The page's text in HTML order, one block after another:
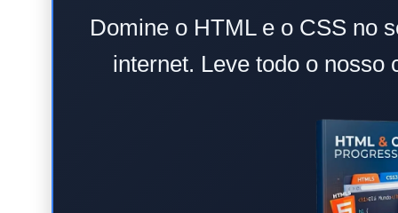
Domine o HTML e o CSS no
internet. Leve todo o nosso